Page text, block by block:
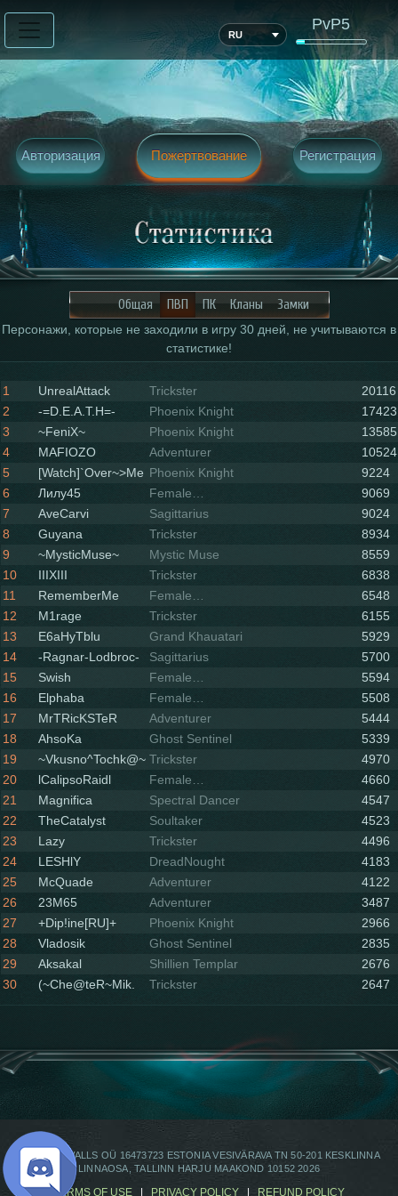
RU
PvP5
Авторизация Пожертвование Регистрация
Общая ПВП ПК Кланы Замки
Персонажи, которые не заходили в игру 30 дней, не учитываются в
статистике!
1 UnrealAttack Trickster
20116
2
-=D.E.A.T.H=- Phoenix Knight
17423
3
~FeniX~ Phoenix Knight
13585
4
MAFIOZO Adventurer
10524
5
[Watch]`Over~>Me Phoenix Knight
9224
6
Лилу45
Female
Soulhound
9069
7
AveCarvi Sagittarius
9024
8
Guyana Trickster
8934
9
~MysticMuse~ Mystic Muse
8559
10
IIIXIII Trickster
6838
11
RememberMe
Female
Soulhound
6548
12
M1rage Trickster
6155
13
E6aHyTblu Grand Khauatari
5929
14
-Ragnar-Lodbroc- Sagittarius
5700
15
Swish
Female
Soulhound
5594
16
Elphaba
Female
Soulhound
5508
17
MrTRicKSTeR Adventurer
5444
18
AhsoKa Ghost Sentinel
5339
19
~Vkusno^Tochk@~ Trickster
4970
20
lCalipsoRaidl
Female
Soulhound
4660
21
Magnifica Spectral Dancer
4547
22
TheCatalyst Soultaker
4523
23
Lazy Trickster
4496
24
LESHlY DreadNought
4183
25
McQuade Adventurer
4122
26
23М65 Adventurer
3487
27
+Dip!ine[RU]+ Phoenix Knight
2966
28
Vladosik Ghost Sentinel
2835
29
Aksakal Shillien Templar
2676
30
(~Che@teR~Mik. Trickster 2647
© OMEGAWALLS OÜ 16473723 ESTONIA VESIVÄRAVA TN 50-201 KESKLINNA
LINNAOSA, TALLINN HARJU MAAKOND 10152 2026
TERMS OF USE PRIVACY POLICY REFUND POLICY